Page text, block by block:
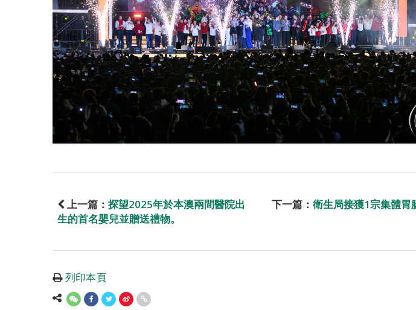
上一篇： 探望2025年於本澳兩間醫院出
生的首名嬰兒並贈送禮物。
下一篇： 衛生局接獲1宗集體胃
列印本頁